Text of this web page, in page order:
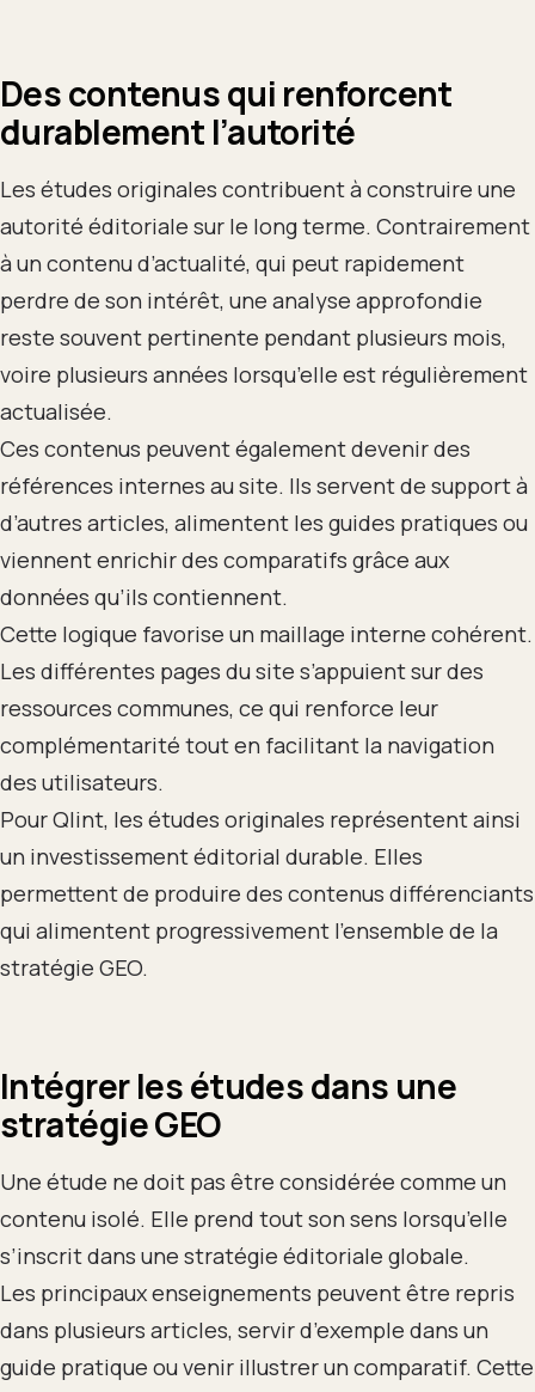
Des contenus qui renforcent
durablement l’autorité
Les études originales contribuent à construire une
autorité éditoriale sur le long terme. Contrairement
à un contenu d’actualité, qui peut rapidement
perdre de son intérêt, une analyse approfondie
reste souvent pertinente pendant plusieurs mois,
voire plusieurs années lorsqu’elle est régulièrement
actualisée.
Ces contenus peuvent également devenir des
références internes au site. Ils servent de support à
d’autres articles, alimentent les guides pratiques ou
viennent enrichir des comparatifs grâce aux
données qu’ils contiennent.
Cette logique favorise un maillage interne cohérent.
Les différentes pages du site s’appuient sur des
ressources communes, ce qui renforce leur
complémentarité tout en facilitant la navigation
des utilisateurs.
Pour Qlint, les études originales représentent ainsi
un investissement éditorial durable. Elles
permettent de produire des contenus différenciants
qui alimentent progressivement l’ensemble de la
stratégie GEO.
Intégrer les études dans une
stratégie GEO
Une étude ne doit pas être considérée comme un
contenu isolé. Elle prend tout son sens lorsqu’elle
s’inscrit dans une stratégie éditoriale globale.
Les principaux enseignements peuvent être repris
dans plusieurs articles, servir d’exemple dans un
guide pratique ou venir illustrer un comparatif. Cette